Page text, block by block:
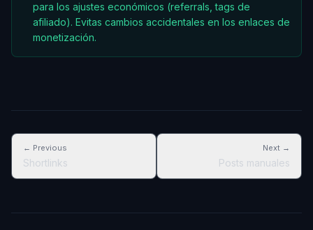
para los ajustes económicos (referrals, tags de
afiliado). Evitas cambios accidentales en los enlaces de
monetización.
← Previous
Shortlinks
Next →
Posts manuales